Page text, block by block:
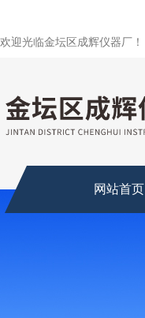
欢迎光临金坛区成辉仪器厂！
网站首页